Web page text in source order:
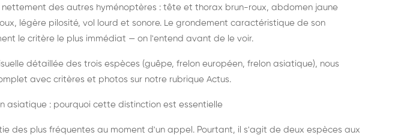
des autres hyménoptères : tête et thorax brun-roux, abdomen jaune
légère pilosité, vol lourd et sonore. Le grondement caractéristique de son
le critère le plus immédiat — on l'entend avant de le voir.
détaillée des trois espèces (guêpe, frelon européen, frelon asiatique), nous
avec critères et photos sur notre rubrique Actus.
asiatique : pourquoi cette distinction est essentielle
des plus fréquentes au moment d'un appel. Pourtant, il s'agit de deux espèces aux